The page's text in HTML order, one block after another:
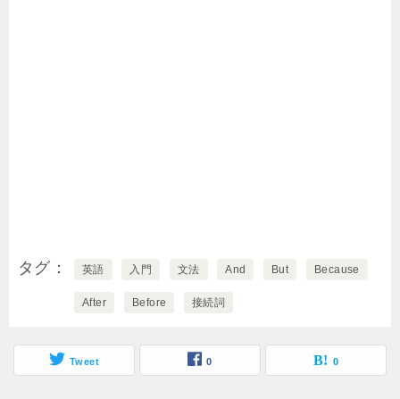
タグ 英語 入門 文法 And But Because
After Before 接続詞
Tweet 0 0